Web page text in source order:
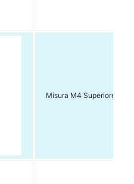
Misura M4 Superiore